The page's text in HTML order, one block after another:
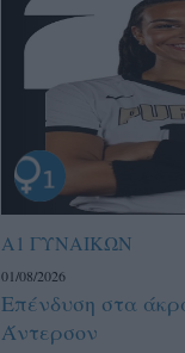
Α1 ΓΥΝΑΙΚΩΝ
01/08/2026
Επένδυση στα
Άντερσον